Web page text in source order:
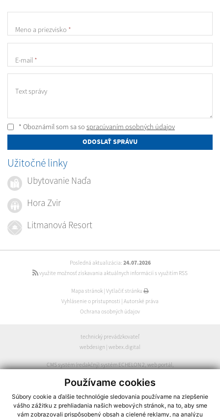
Používame cookies
Súbory cookie a ďalšie technológie sledovania používame na zlepšenie
vášho zážitku z prehliadania našich webových stránok, na to, aby sme
vám zobrazovali prispôsobený obsah a cielené reklamy, na analýzu
Meno a priezvisko *
E-mail *
Text správy
* Oboznámil som sa so spracúvaním osobných údajov
ODOSLAŤ SPRÁVU
Užitočné linky
Ubytovanie Naďa
Hora Zvir
Litmanová Resort
Posledná aktualizácia: 24.07.2026
využite možnosť získavania aktuálnych informácií s využitím RSS
Mapa stránok | Vytlačiť stránku
Vyhlásenie o prístupnosti | Autorské práva
Ochrana osobných údajov
technický prevádzkovateľ
webdesign | webex.digital
CMS systém (redakčný) systém ECHELON 2,web portál,
spoločnosť webex.digital